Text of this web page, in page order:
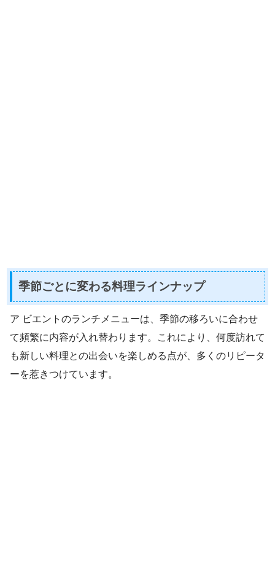
季節ごとに変わる料理ラインナップ
ア ビエントのランチメニューは、季節の移ろいに合わせ
て頻繁に内容が入れ替わります。これにより、何度訪れて
も新しい料理との出会いを楽しめる点が、多くのリピータ
ーを惹きつけています。